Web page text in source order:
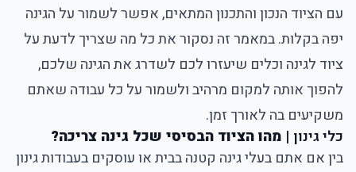
עם הציוד הנכון והתכנון המתאים, אפשר לשמור על הגינה
יפה בקלות. במאמר זה נסקור את כל מה שצריך לדעת על
ציוד לגינה וכלים שיעזרו לכם לשדרג את הגינה שלכם,
להפוך אותה למקום מרהיב ולשמור על כל עבודה שאתם
משקיעים בה לאורך זמן.
כלי גינון | מהו הציוד הבסיסי שכל גינה צריכה?
בין אם אתם בעלי גינה קטנה בבית או עוסקים בעבודות גינון